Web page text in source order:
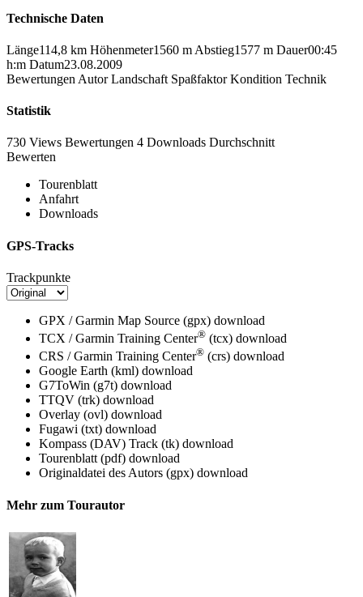
Technische Daten
Länge114,8 km Höhenmeter1560 m Abstieg1577 m Dauer00:45
h:m Datum23.08.2009
Bewertungen Autor Landschaft Spaßfaktor Kondition Technik
Statistik
730 Views Bewertungen 4 Downloads Durchschnitt
Bewerten
Tourenblatt
Anfahrt
Downloads
GPS-Tracks
Trackpunkte
GPX / Garmin Map Source (gpx) download
TCX / Garmin Training Center® (tcx) download
CRS / Garmin Training Center® (crs) download
Google Earth (kml) download
G7ToWin (g7t) download
TTQV (trk) download
Overlay (ovl) download
Fugawi (txt) download
Kompass (DAV) Track (tk) download
Tourenblatt (pdf) download
Originaldatei des Autors (gpx) download
Mehr zum Tourautor